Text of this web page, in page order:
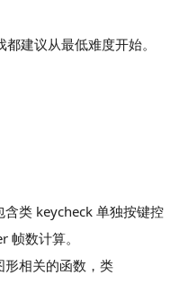
建议从最低难度开始。
类 keycheck 单独按键控
帧数计算。
相关的函数，类